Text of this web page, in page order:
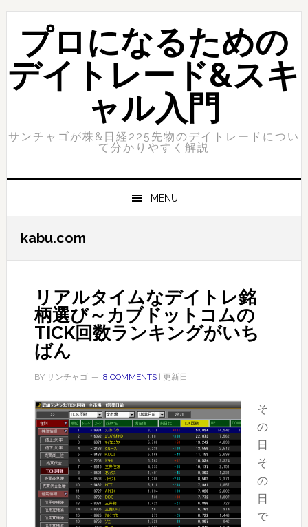
Skip
primary
navigation
Skip
contentプロになるための
デイトレード&スキ
ャル入門
サンチャゴが株&日経225先物のデイトレードについ
て分かりやすく解説
MENU
kabu.com
リアルタイムなデイトレ銘
柄選び～カブドットコムの
TICK回数ランキングがいち
ばん
BY サンチャゴ 8 COMMENTS| 更新日
そ
の
日
そ
の
日
で